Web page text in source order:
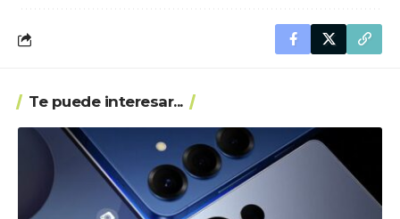
Te puede interesar...